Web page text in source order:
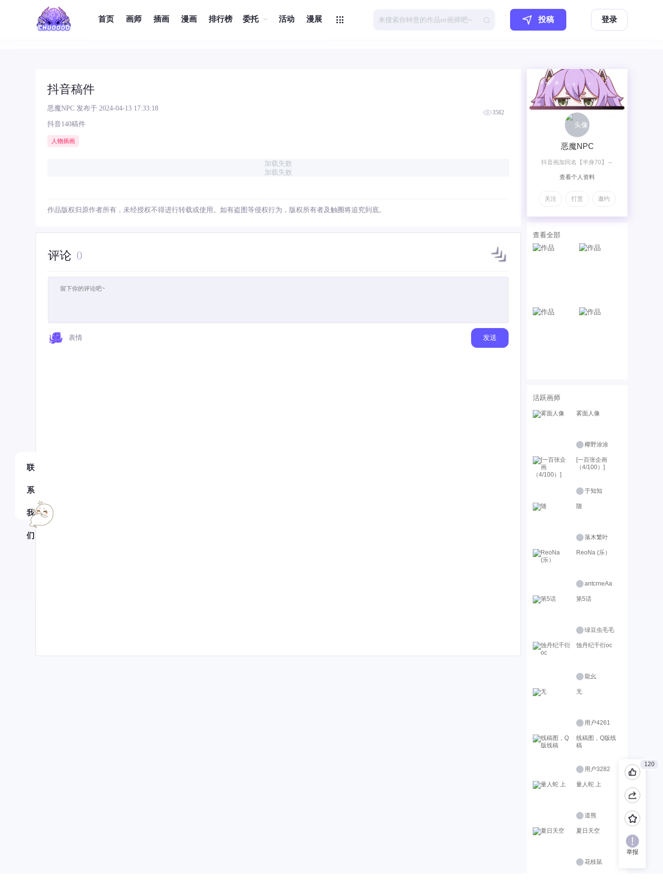
首页 画师 插画 漫画 排行榜 委托 活动 漫展 投稿 登录
抖音稿件
恶魔NPC 发布于 2024-04-13 17:33:18
3582
抖音140稿件
人物插画
加载失败
加载失败
作品版权归原作者所有，未经授权不得进行转载或使用。如有盗图等侵权行为，版权所有者及触圈将追究到底。
评论 0
表情 发送
恶魔NPC
抖音画加同名【半身70】～
【全身120】～@【全身加兽
查看个人资料
关注 打赏 邀约
查看全部
活跃画师
雾面人像
椰野涂涂
[一百张企画
（4/100）]
于知知
随
落木繁叶
ReoNa (乐）
antcrneAa
第5话
绿豆虫毛毛
蚀丹纪千衍oc
龍幺
无
用户4261
线稿图，Q版线
稿
用户3282
量人蛇 上
道熊
夏日天空
花枝鼠
120
举报
联
系
我
们